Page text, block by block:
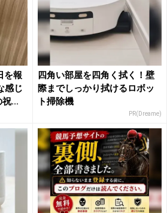
を報
感じ
...
四角い部屋を四角く拭く！壁
際までしっかり拭けるロボッ
ト掃除機
PR(Dreame)